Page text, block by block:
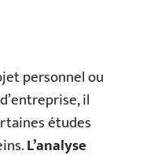
personnel ou
il
études
L’analyse